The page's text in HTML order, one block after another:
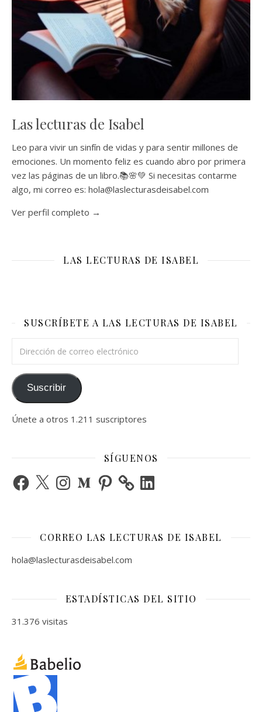
Las lecturas de Isabel
Leo para vivir un sinfín de vidas y para sentir millones de
emociones. Un momento feliz es cuando abro por primera
vez las páginas de un libro.📚🌸💚 Si necesitas contarme
algo, mi correo es: hola@laslecturasdeisabel.com
Ver perfil completo →
LAS LECTURAS DE ISABEL
SUSCRÍBETE A LAS LECTURAS DE ISABEL
Suscribir
Únete a otros 1.211 suscriptores
SÍGUENOS
Facebook
X InstagramMediumPinterest LinkedIn
CORREO LAS LECTURAS DE ISABEL
hola@laslecturasdeisabel.com
ESTADÍSTICAS DEL SITIO
31.376 visitas